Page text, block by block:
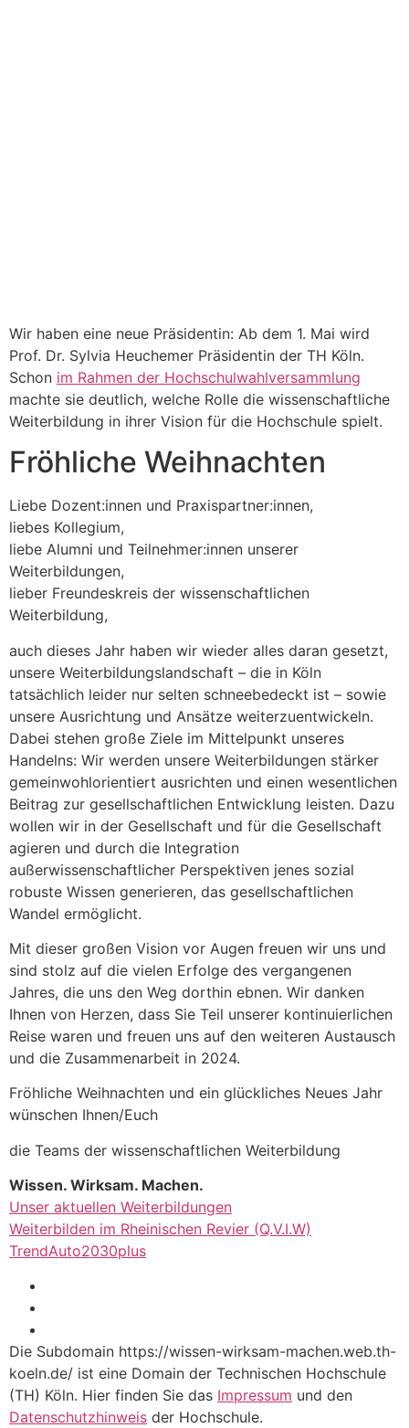
Wir haben eine neue Präsidentin: Ab dem 1. Mai wird
Prof. Dr. Sylvia Heuchemer Präsidentin der TH Köln.
Schon im Rahmen der Hochschulwahlversammlung
machte sie deutlich, welche Rolle die wissenschaftliche
Weiterbildung in ihrer Vision für die Hochschule spielt.
Fröhliche Weihnachten
Liebe Dozent:innen und Praxispartner:innen,
liebes Kollegium,
liebe Alumni und Teilnehmer:innen unserer
Weiterbildungen,
lieber Freundeskreis der wissenschaftlichen
Weiterbildung,
auch dieses Jahr haben wir wieder alles daran gesetzt,
unsere Weiterbildungslandschaft – die in Köln
tatsächlich leider nur selten schneebedeckt ist – sowie
unsere Ausrichtung und Ansätze weiterzuentwickeln.
Dabei stehen große Ziele im Mittelpunkt unseres
Handelns: Wir werden unsere Weiterbildungen stärker
gemeinwohlorientiert ausrichten und einen wesentlichen
Beitrag zur gesellschaftlichen Entwicklung leisten. Dazu
wollen wir in der Gesellschaft und für die Gesellschaft
agieren und durch die Integration
außerwissenschaftlicher Perspektiven jenes sozial
robuste Wissen generieren, das gesellschaftlichen
Wandel ermöglicht.
Mit dieser großen Vision vor Augen freuen wir uns und
sind stolz auf die vielen Erfolge des vergangenen
Jahres, die uns den Weg dorthin ebnen. Wir danken
Ihnen von Herzen, dass Sie Teil unserer kontinuierlichen
Reise waren und freuen uns auf den weiteren Austausch
und die Zusammenarbeit in 2024.
Fröhliche Weihnachten und ein glückliches Neues Jahr
wünschen Ihnen/Euch
die Teams der wissenschaftlichen Weiterbildung
Wissen. Wirksam. Machen.
Unser aktuellen Weiterbildungen
Weiterbilden im Rheinischen Revier (Q.V.I.W)
TrendAuto2030plus
Die Subdomain https://wissen-wirksam-machen.web.th-
koeln.de/ ist eine Domain der Technischen Hochschule
(TH) Köln. Hier finden Sie das Impressum und den
Datenschutzhinweis der Hochschule.